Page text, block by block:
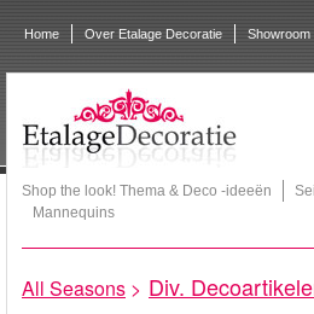
Home Over Etalage Decoratie Showroom
Shop the look! Thema & Deco -ideeën
Mannequins
All Seasons > Div.